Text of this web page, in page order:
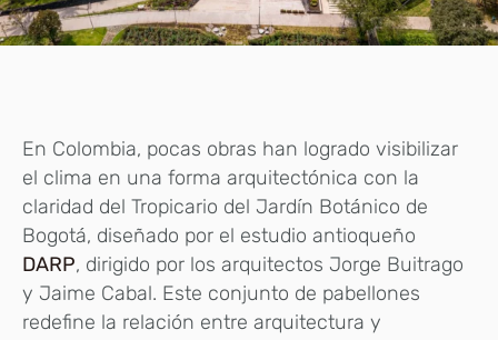
En Colombia, pocas obras han logrado visibilizar
el clima en una forma arquitectónica con la
claridad del Tropicario del Jardín Botánico de
Bogotá, diseñado por el estudio antioqueño
DARP, dirigido por los arquitectos Jorge Buitrago
y Jaime Cabal. Este conjunto de pabellones
redefine la relación entre arquitectura y